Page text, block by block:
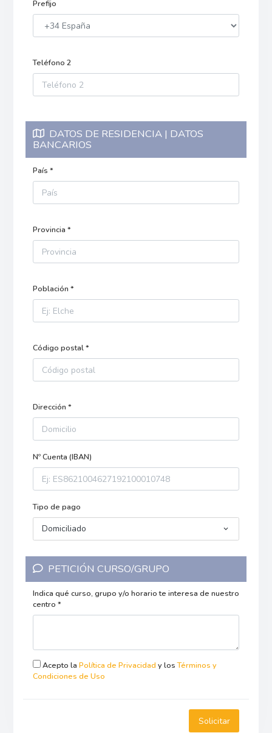
Prefijo
Teléfono 2
DATOS DE RESIDENCIA | DATOS
BANCARIOS
País *
Provincia *
Población *
Código postal *
Dirección *
Nº Cuenta (IBAN)
Tipo de pago
Domiciliado
PETICIÓN CURSO/GRUPO
Indica qué curso, grupo y/o horario te interesa de nuestro
centro *
Acepto la Política de Privacidad y losTérminos y
Condiciones de Uso
Solicitar